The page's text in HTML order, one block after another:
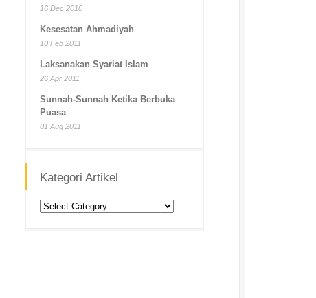
16 Dec 2010
Kesesatan Ahmadiyah
10 Feb 2011
Laksanakan Syariat Islam
26 Apr 2011
Sunnah-Sunnah Ketika Berbuka
Puasa
01 Aug 2011
Kategori Artikel
Kategori